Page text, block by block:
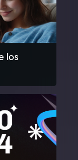
los